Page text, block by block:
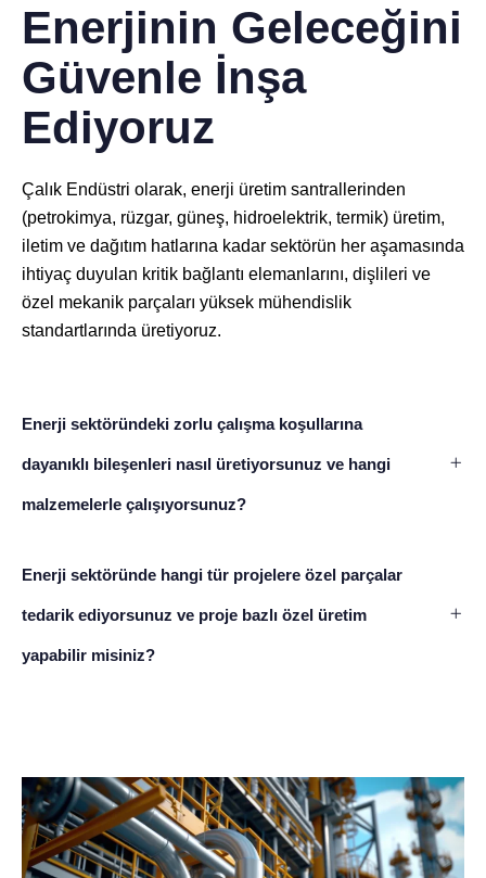
Enerjinin Geleceğini
Güvenle İnşa
Ediyoruz
Çalık Endüstri olarak, enerji üretim santrallerinden
(petrokimya, rüzgar, güneş, hidroelektrik, termik) üretim,
iletim ve dağıtım hatlarına kadar sektörün her aşamasında
ihtiyaç duyulan kritik bağlantı elemanlarını, dişlileri ve
özel mekanik parçaları yüksek mühendislik
standartlarında üretiyoruz.
Enerji sektöründeki zorlu çalışma koşullarına
dayanıklı bileşenleri nasıl üretiyorsunuz ve hangi
malzemelerle çalışıyorsunuz?
Enerji sektöründe hangi tür projelere özel parçalar
tedarik ediyorsunuz ve proje bazlı özel üretim
yapabilir misiniz?